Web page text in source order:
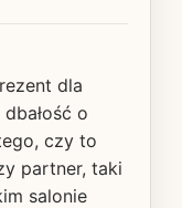
dla
o
czy to
partner, taki
salonie